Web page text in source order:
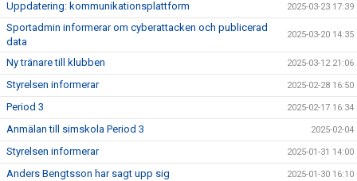
Uppdatering: kommunikationsplattform 2025-03-23 17:39
Sportadmin informerar om cyberattacken och publicerad
data
2025-03-20 14:35
Ny tränare till klubben 2025-03-12 21:06
Styrelsen informerar 2025-02-28 16:50
Period 3 2025-02-17 16:34
Anmälan till simskola Period 3 2025-02-04
Styrelsen informerar 2025-01-31 14:00
Anders Bengtsson har sagt upp sig 2025-01-30 16:10